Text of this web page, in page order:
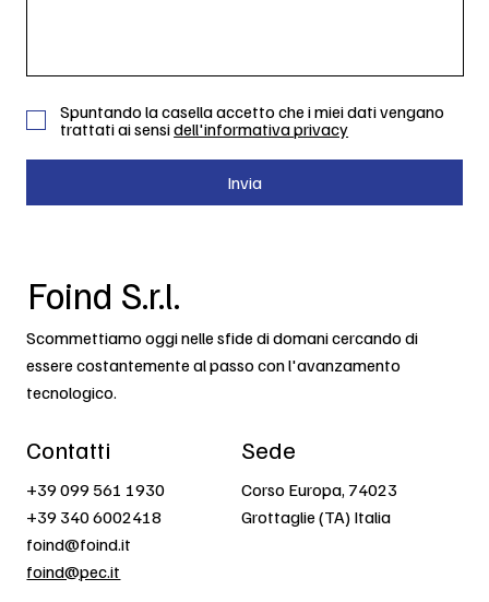
Spuntando la casella accetto che i miei dati vengano
trattati ai sensidell'informativa privacy
Invia
Foind S.r.l.
Scommettiamo oggi nelle sfide di domani cercando di
essere costantemente al passo con l'avanzamento
tecnologico.
Contatti
+39 099 561 1930
+39 340 6002418
foind@foind.it
foind@pec.it
Sede
Corso Europa, 74023
Grottaglie (TA) Italia